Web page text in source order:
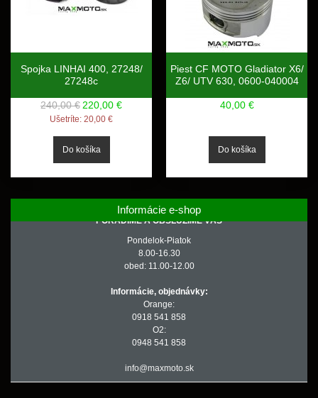
Spojka LINHAI 400, 27248/
27248c
240,00 € 220,00 €
Ušetríte: 20,00 €
Piest CF MOTO Gladiator X6/
Z6/ UTV 630, 0600-040004
40,00 €
Informácie e-shop
PORADÍME A OBSLÚŽIME VÁS
Pondelok-Piatok
8.00-16.30
obed: 11.00-12.00
Informácie, objednávky:
Orange:
0918 541 858
O2:
0948 541 858
info@maxmoto.sk